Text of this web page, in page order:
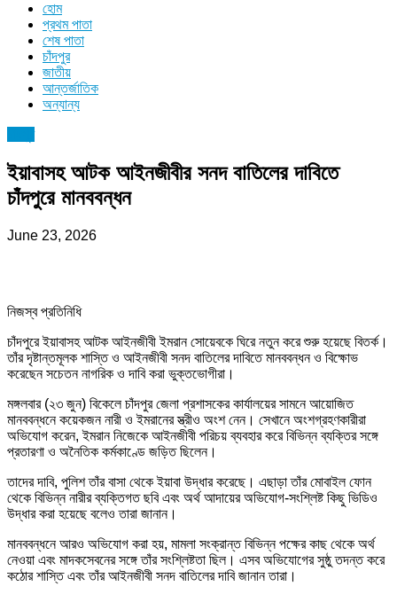
হোম
প্রথম পাতা
শেষ পাতা
চাঁদপুর
জাতীয়
আন্তর্জাতিক
অন্যান্য
ইয়াবাসহ আটক আইনজীবীর সনদ বাতিলের দাবিতে
চাঁদপুরে মানববন্ধন
June 23, 2026
নিজস্ব প্রতিনিধি
চাঁদপুরে ইয়াবাসহ আটক আইনজীবী ইমরান সোয়েবকে ঘিরে নতুন করে শুরু হয়েছে বিতর্ক।
তাঁর দৃষ্টান্তমূলক শাস্তি ও আইনজীবী সনদ বাতিলের দাবিতে মানববন্ধন ও বিক্ষোভ
করেছেন সচেতন নাগরিক ও দাবি করা ভুক্তভোগীরা।
মঙ্গলবার (২৩ জুন) বিকেলে চাঁদপুর জেলা প্রশাসকের কার্যালয়ের সামনে আয়োজিত
মানববন্ধনে কয়েকজন নারী ও ইমরানের স্ত্রীও অংশ নেন। সেখানে অংশগ্রহণকারীরা
অভিযোগ করেন, ইমরান নিজেকে আইনজীবী পরিচয় ব্যবহার করে বিভিন্ন ব্যক্তির সঙ্গে
প্রতারণা ও অনৈতিক কর্মকাণ্ডে জড়িত ছিলেন।
তাদের দাবি, পুলিশ তাঁর বাসা থেকে ইয়াবা উদ্ধার করেছে। এছাড়া তাঁর মোবাইল ফোন
থেকে বিভিন্ন নারীর ব্যক্তিগত ছবি এবং অর্থ আদায়ের অভিযোগ-সংশ্লিষ্ট কিছু ভিডিও
উদ্ধার করা হয়েছে বলেও তারা জানান।
মানববন্ধনে আরও অভিযোগ করা হয়, মামলা সংক্রান্ত বিভিন্ন পক্ষের কাছ থেকে অর্থ
নেওয়া এবং মাদকসেবনের সঙ্গে তাঁর সংশ্লিষ্টতা ছিল। এসব অভিযোগের সুষ্ঠু তদন্ত করে
কঠোর শাস্তি এবং তাঁর আইনজীবী সনদ বাতিলের দাবি জানান তারা।